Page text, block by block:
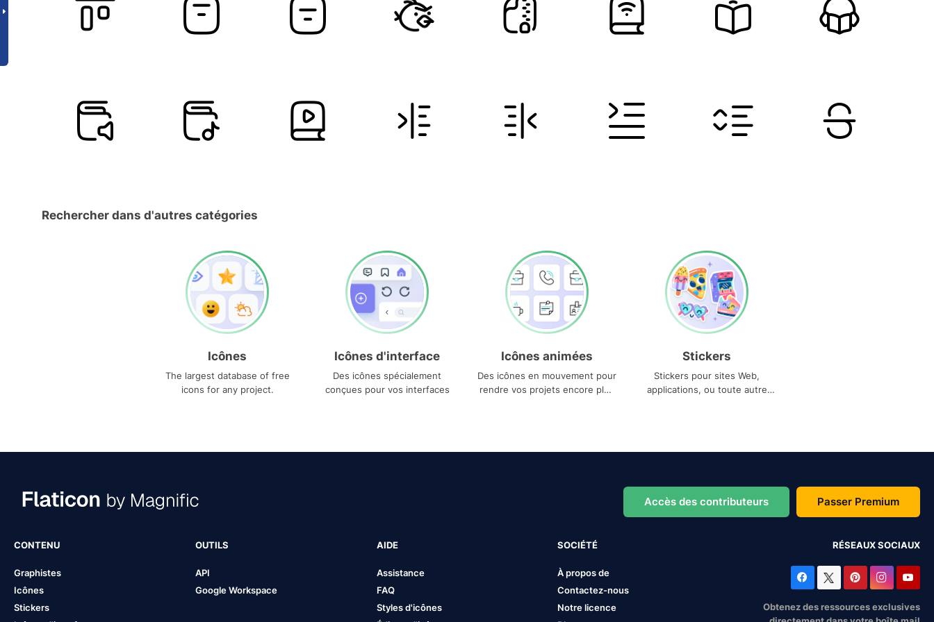
Rechercher dans d'autres catégories
Icônes
The largest database of free
icons for any project.
Icônes d'interface
Des icônes spécialement
conçues pour vos interfaces
Icônes animées
Des icônes en mouvement pour
rendre vos projets encore plus
Stickers
Stickers pour sites Web,
applications, ou toute autre
Accès des contributeurs Passer Premium
CONTENU
Graphistes
Icônes
Stickers
OUTILS
API
Google Workspace
AIDE
Assistance
FAQ
Styles d'icônes
SOCIÉTÉ
À propos de
Contactez-nous
Notre licence
RÉSEAUX SOCIAUX
Obtenez des ressources exclusives